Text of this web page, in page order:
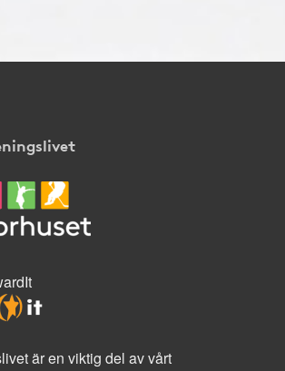
är en viktig del av vårt